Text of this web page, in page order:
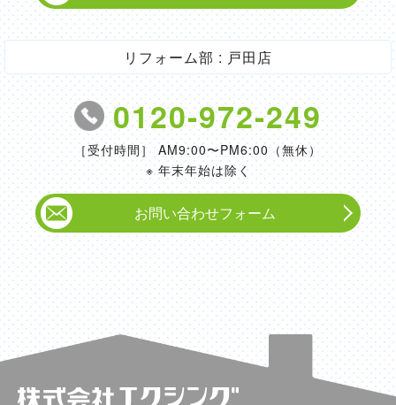
リフォーム部 : 戸田店
0120-972-249
［受付時間］ AM9:00〜PM6:00（無休）
※ 年末年始は除く
お問い合わせフォーム